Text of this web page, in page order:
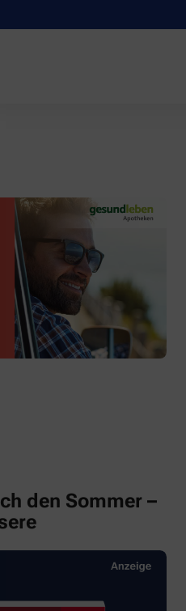
den Sommer –